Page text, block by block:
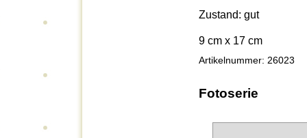
Zustand: gut
9 cm x 17 cm
Artikelnummer: 26023
Fotoserie